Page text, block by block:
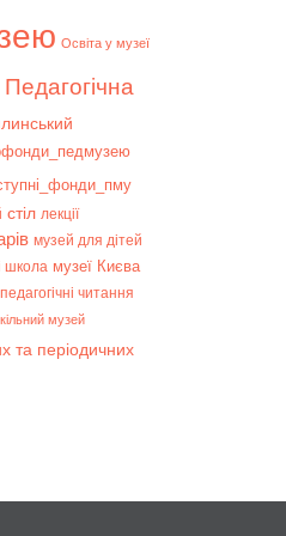
Освіта у музеї
Педагогічна
стіл лекції
музей для дітей
школа музеї Києва
педагогічні читання
музей
та періодичних